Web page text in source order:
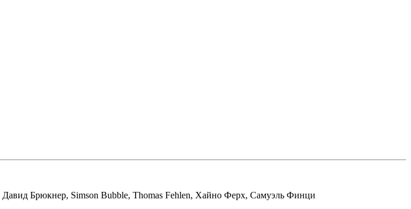
Давид Брюкнер, Simson Bubble, Thomas Fehlen, Хайно Ферх, Самуэль Финци